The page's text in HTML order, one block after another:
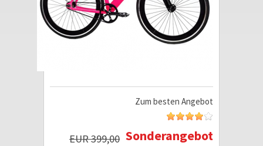
Zum besten Angebot
Sonderangebot
EUR 399,00